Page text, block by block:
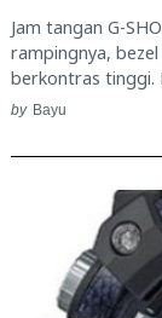
Jam tangan G-
rampingnya,
berkontras tinggi.
by Bayu